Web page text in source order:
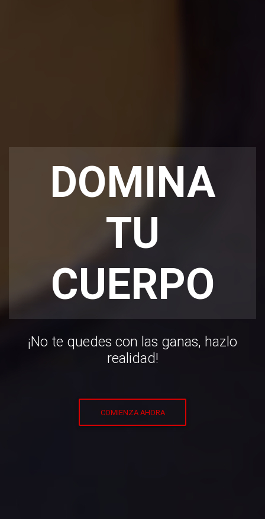
DOMINA
TU
CUERPO
¡No te quedes con las ganas, hazlo
realidad!
COMIENZA AHORA